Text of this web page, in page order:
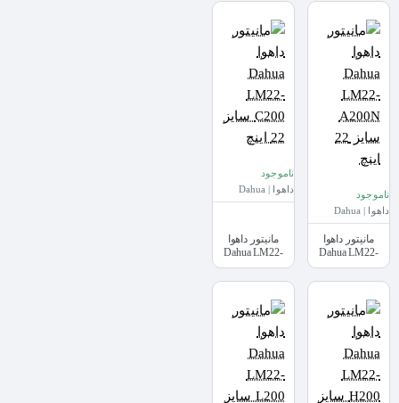
ناموجود
داهوا | Dahua
مانیتور داهوا
Dahua LM22-
A200N سایز 22
اینچ
ناموجود
داهوا | Dahua
مانیتور داهوا
Dahua LM22-
C200 سایز 22 اینچ